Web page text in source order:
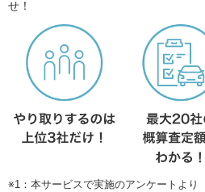
せ！
※1：本サービスで実施のアンケートより